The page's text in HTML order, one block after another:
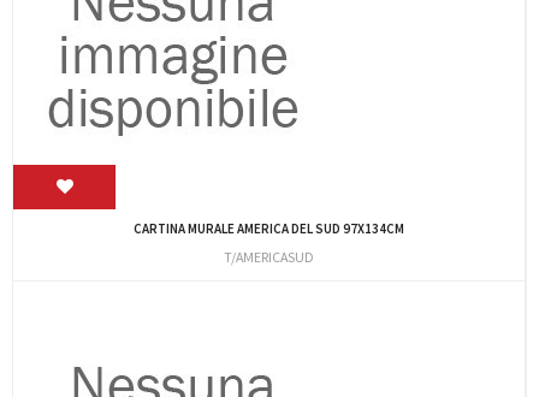
CARTINA MURALE AMERICA DEL SUD 97X134CM
T/AMERICASUD